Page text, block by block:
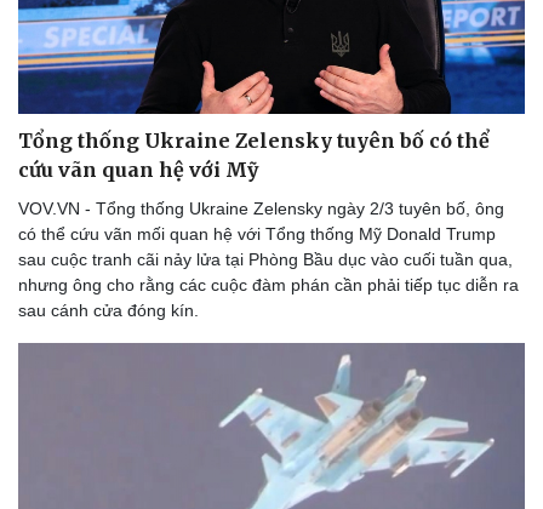
Tổng thống Ukraine Zelensky tuyên bố có thể
cứu vãn quan hệ với Mỹ
VOV.VN - Tổng thống Ukraine Zelensky ngày 2/3 tuyên bố, ông
có thể cứu vãn mối quan hệ với Tổng thống Mỹ Donald Trump
sau cuộc tranh cãi nảy lửa tại Phòng Bầu dục vào cuối tuần qua,
nhưng ông cho rằng các cuộc đàm phán cần phải tiếp tục diễn ra
sau cánh cửa đóng kín.